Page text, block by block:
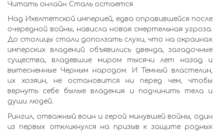
Читать онлайн Сталь остается
Над Ихелтетской империей, едва оправившейся после
очередной войны, нависла новая смертельная угроза.
До столицы стали доползать слухи, что на окраинах
имперских владений объявились двенда, загадочные
существа, владевшие миром тысячи лет назад и
вытесненные Черным народом. И Темный властелин,
их хозяин, не остановится ни перед чем, чтобы
вернуть себе былые владения и подчинить тела и
души людей.
Рингил, отважный воин и герой минувшей войны, один
из первых откликнулся на призыв к защите родных